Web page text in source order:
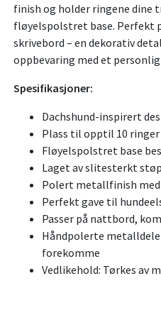
finish og holder ringene dine
fløyelspolstret base. Perfekt
skrivebord – en dekorativ
oppbevaring med et
Spesifikasjoner:
Dachshund-inspirert
Plass til opptil 10
Fløyelspolstret base
Laget av slitesterkt
Polert metallfinish
Perfekt gave til
Passer på nattbord,
Håndpolerte
forekomme
Vedlikehold: Tørkes av